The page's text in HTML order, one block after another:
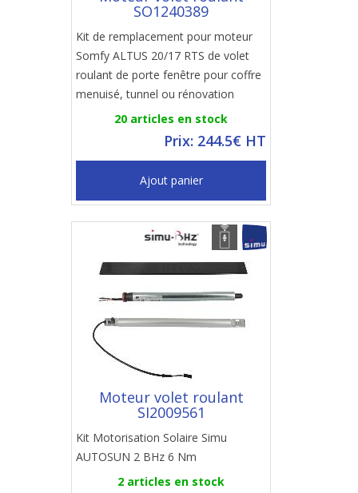
SO1240389
Kit de remplacement pour moteur
Somfy ALTUS 20/17 RTS de volet
roulant de porte fenêtre pour coffre
menuisé, tunnel ou rénovation
20 articles en stock
Prix: 244.5€ HT
Ajout panier
Moteur volet roulant
SI2009561
Kit Motorisation Solaire Simu
AUTOSUN 2 BHz 6 Nm
2 articles en stock